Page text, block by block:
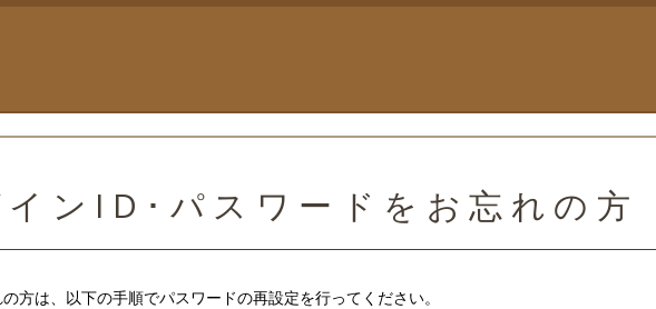
インID･パスワードをお忘れの方
方は、以下の手順でパスワードの再設定を行ってください。